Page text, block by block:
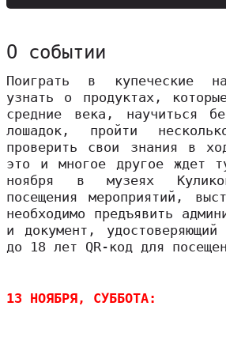
О событии
Поиграть в купеческие
узнать о продуктах,
средние века, научиться
лошадок, пройти
проверить свои знания в
это и многое другое ждет
ноября в музеях
посещения мероприятий,
необходимо предъявить
и документ,
до 18 лет QR-код для
13 НОЯБРЯ, СУББОТА: